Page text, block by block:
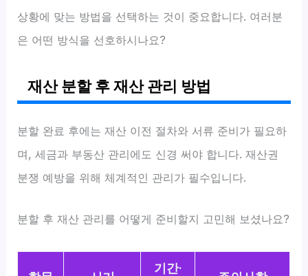
상황에 맞는 방법을 선택하는 것이 중요합니다. 여러분
은 어떤 방식을 선호하시나요?
재산 분할 후 재산 관리 방법
분할 완료 후에는 재산 이전 절차와 서류 준비가 필요하
며, 세금과 부동산 관리에도 신경 써야 합니다. 재산권
분쟁 예방을 위해 체계적인 관리가 필수입니다.
분할 후 재산 관리를 어떻게 준비할지 고민해 보셨나요?
기간·